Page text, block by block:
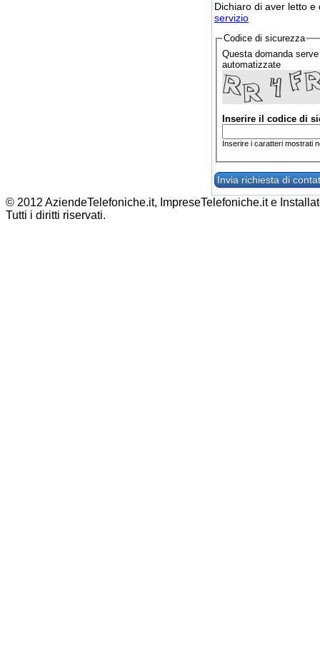
Dichiaro di aver letto
servizio
Codice di sicurezza
Questa domanda
automatizzate
Inserire il codice di
Inserire i caratteri mostrati
© 2012 AziendeTelefoniche.it, ImpreseTelefoniche.it e
Tutti i diritti riservati.